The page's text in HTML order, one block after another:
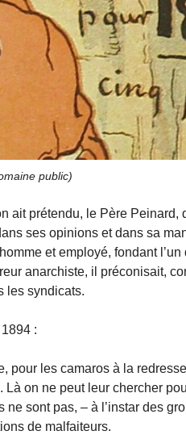
public)
ait prétendu, le Père Peinard,
ses opinions et dans sa
et employé, fondant l’un
anarchiste, il préconisait,
les syndicats.
:
pour les camaros à la
on ne peut leur chercher
sont pas, – à l’instar des
de malfaiteurs.